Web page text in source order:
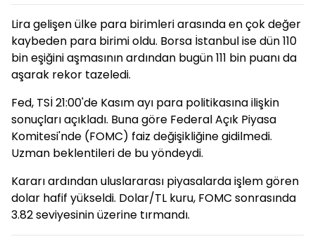
Lira gelişen ülke para birimleri arasında en çok değer
kaybeden para birimi oldu. Borsa İstanbul ise dün 110
bin eşiğini aşmasının ardından bugün 111 bin puanı da
aşarak rekor tazeledi.
Fed, TSİ 21:00'de Kasım ayı para politikasına ilişkin
sonuçları açıkladı. Buna göre Federal Açık Piyasa
Komitesi'nde (FOMC) faiz değişikliğine gidilmedi.
Uzman beklentileri de bu yöndeydi.
Kararı ardından uluslararası piyasalarda işlem gören
dolar hafif yükseldi. Dolar/TL kuru, FOMC sonrasında
3.82 seviyesinin üzerine tırmandı.